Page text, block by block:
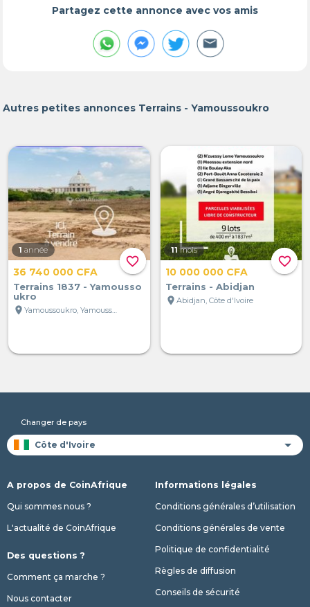
Partagez cette annonce avec vos amis
Autres petites annonces Terrains - Yamoussoukro
favorite_border
1 année
36 740 000 CFA
Terrains 1837 - Yamousso
ukro
location_on
Yamoussoukro, Yamoussoukro, Côte d'Ivoire
favorite_border
11 mois
10 000 000 CFA
Terrains - Abidjan
location_on Abidjan, Côte d'Ivoire
Changer de pays
A propos de CoinAfrique
Qui sommes nous ?
L'actualité de CoinAfrique
Des questions ?
Comment ça marche ?
Nous contacter
Informations légales
Conditions générales d’utilisation
Conditions générales de vente
Politique de confidentialité
Règles de diffusion
Conseils de sécurité